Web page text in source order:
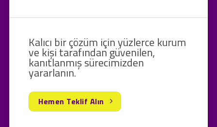
Kalıcı bir çözüm için yüzlerce kurum
ve kişi tarafından güvenilen,
kanıtlanmış sürecimizden
yararlanın.
Hemen Teklif Alın